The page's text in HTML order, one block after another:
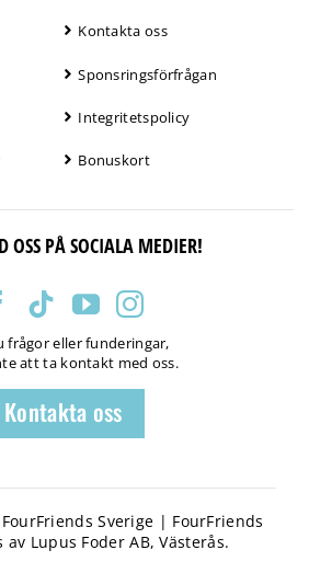
Kontakta oss
Sponsringsförfrågan
Integritetspolicy
Bonuskort
OSS PÅ SOCIALA MEDIER!
frågor eller funderingar,
att ta kontakt med oss.
Kontakta oss
Sverige | FourFriends
Lupus Foder AB, Västerås.